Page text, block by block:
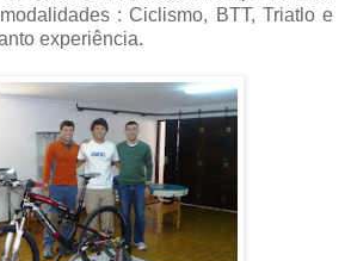
: Ciclismo, BTT, Triatlo e
experiência.